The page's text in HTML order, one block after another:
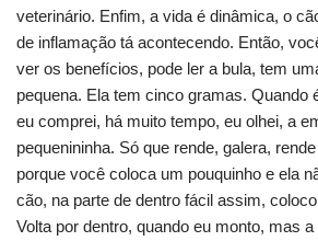
veterinário. Enfim, a vida é dinâmica, o
de inflamação tá acontecendo. Então,
ver os benefícios, pode ler a bula, tem
pequena. Ela tem cinco gramas. Quando
eu comprei, há muito tempo, eu olhei, a
pequenininha. Só que rende, galera,
porque você coloca um pouquinho e ela
cão, na parte de dentro fácil assim,
Volta por dentro, quando eu monto, mas